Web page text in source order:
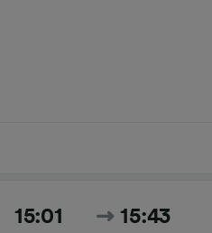
15:01 15:43